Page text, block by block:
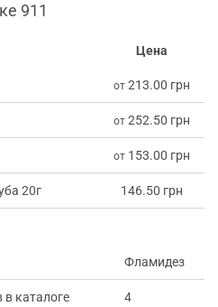
911
Цена
от213.00 грн
от252.50 грн
от153.00 грн
20г 146.50 грн
Фламидез
в каталоге 4